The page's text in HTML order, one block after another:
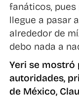
fanáticos,
llegue a pasar
alrededor de
debo nada a
Yeri se mostró
autoridades,
de México,